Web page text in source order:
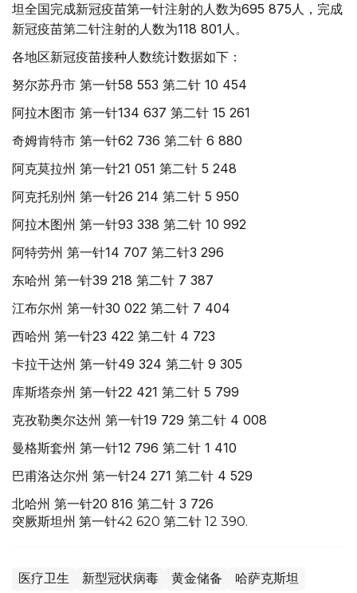
坦全国完成新冠疫苗第一针注射的人数为695 875人，完成
新冠疫苗第二针注射的人数为118 801人。
各地区新冠疫苗接种人数统计数据如下：
努尔苏丹市 第一针58 553 第二针 10 454
阿拉木图市 第一针134 637 第二针 15 261
奇姆肯特市 第一针62 736 第二针 6 880
阿克莫拉州 第一针21 051 第二针 5 248
阿克托别州 第一针26 214 第二针 5 950
阿拉木图州 第一针93 338 第二针 10 992
阿特劳州 第一针14 707 第二针3 296
东哈州 第一针39 218 第二针 7 387
江布尔州 第一针30 022 第二针 7 404
西哈州 第一针23 422 第二针 4 723
卡拉干达州 第一针49 324 第二针 9 305
库斯塔奈州 第一针22 421 第二针 5 799
克孜勒奥尔达州 第一针19 729 第二针 4 008
曼格斯套州 第一针12 796 第二针 1 410
巴甫洛达尔州 第一针24 271 第二针 4 529
北哈州 第一针20 816 第二针 3 726
突厥斯坦州 第一针42 620 第二针 12 390.
医疗卫生 新型冠状病毒 黄金储备 哈萨克斯坦